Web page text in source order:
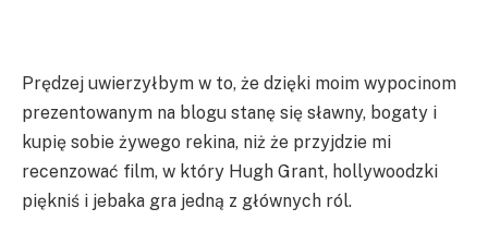
Prędzej uwierzyłbym w to, że dzięki moim wypocinom
prezentowanym na blogu stanę się sławny, bogaty i
kupię sobie żywego rekina, niż że przyjdzie mi
recenzować film, w który Hugh Grant, hollywoodzki
piękniś i jebaka gra jedną z głównych ról.